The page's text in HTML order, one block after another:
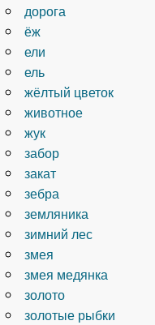
дорога
ёж
ели
ель
жёлтый цветок
животное
жук
забор
закат
зебра
земляника
зимний лес
змея
змея медянка
золото
золотые рыбки